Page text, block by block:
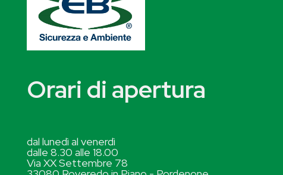
Orari di apertura
dal lunedì al venerdì
dalle 8.30 alle 18.00
Via XX Settembre 78